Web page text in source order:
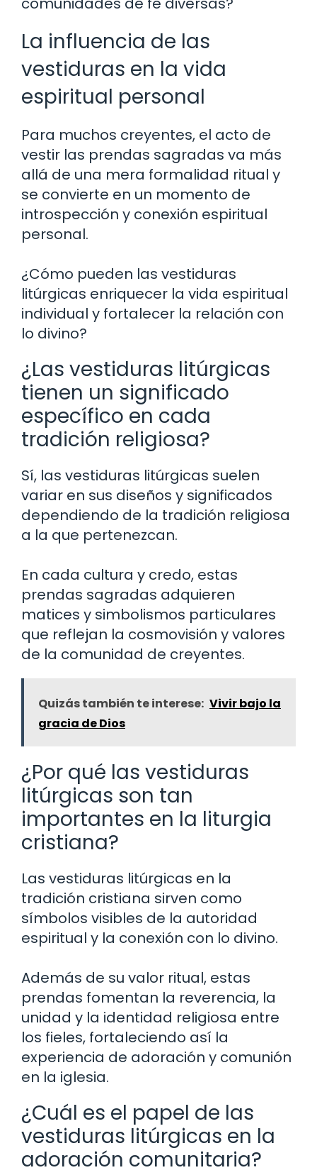
La influencia de las
vestiduras en la vida
espiritual personal
Para muchos creyentes, el acto de
vestir las prendas sagradas va más
allá de una mera formalidad ritual y
se convierte en un momento de
introspección y conexión espiritual
personal.
¿Cómo pueden las vestiduras
litúrgicas enriquecer la vida espiritual
individual y fortalecer la relación con
lo divino?
¿Las vestiduras litúrgicas
tienen un significado
específico en cada
tradición religiosa?
Sí, las vestiduras litúrgicas suelen
variar en sus diseños y significados
dependiendo de la tradición religiosa
a la que pertenezcan.
En cada cultura y credo, estas
prendas sagradas adquieren
matices y simbolismos particulares
que reflejan la cosmovisión y valores
de la comunidad de creyentes.
Quizás también te interese: Vivir bajo la
gracia de Dios
¿Por qué las vestiduras
litúrgicas son tan
importantes en la liturgia
cristiana?
Las vestiduras litúrgicas en la
tradición cristiana sirven como
símbolos visibles de la autoridad
espiritual y la conexión con lo divino.
Además de su valor ritual, estas
prendas fomentan la reverencia, la
unidad y la identidad religiosa entre
los fieles, fortaleciendo así la
experiencia de adoración y comunión
en la iglesia.
¿Cuál es el papel de las
vestiduras litúrgicas en la
adoración comunitaria?